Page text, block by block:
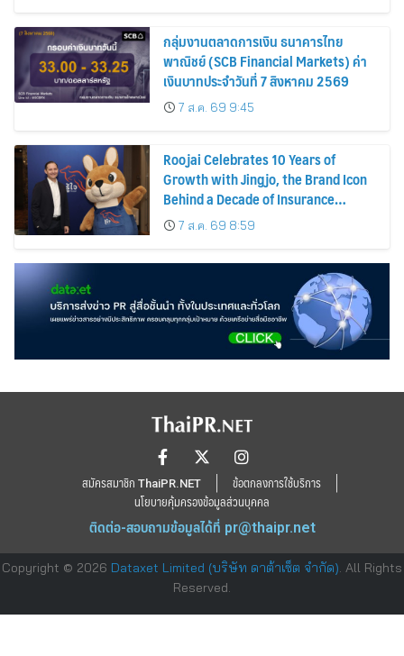
กลุ่มงานตลาดการเงิน ธนาคารไทย
พาณิชย์ (SCB Financial Markets) ค่า
เงินบาทประจำวันที่ 7 สิงหาคม 2569
7 ส.ค. 69 9:45
Roojai Celebrates 10 Years of
Growth with Jingjo, the Brand Icon
Behind a Decade of Insurance
Innovation
7 ส.ค. 69 8:59
สมัครสมาชิก ThaiPR.NET
ข้อตกลงการใช้บริการ
นโยบายคุ้มครองข้อมูลส่วนบุคคล
ติดต่อ-สอบถามข้อมูลได้ที่ pr@thaipr.net
Copyright © 2026 Dataxet Limited (บริษัท ดาต้าเซ็ต จำกัด). All Rights
Reserved.